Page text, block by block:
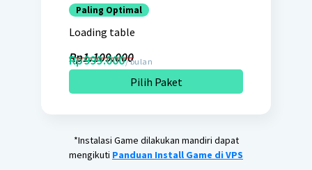
Paling Optimal
Loading table
Rp1.109.000
Rp999.000/ bulan
Pilih Paket
*Instalasi Game dilakukan mandiri dapat
mengikuti Panduan Install Game di VPS